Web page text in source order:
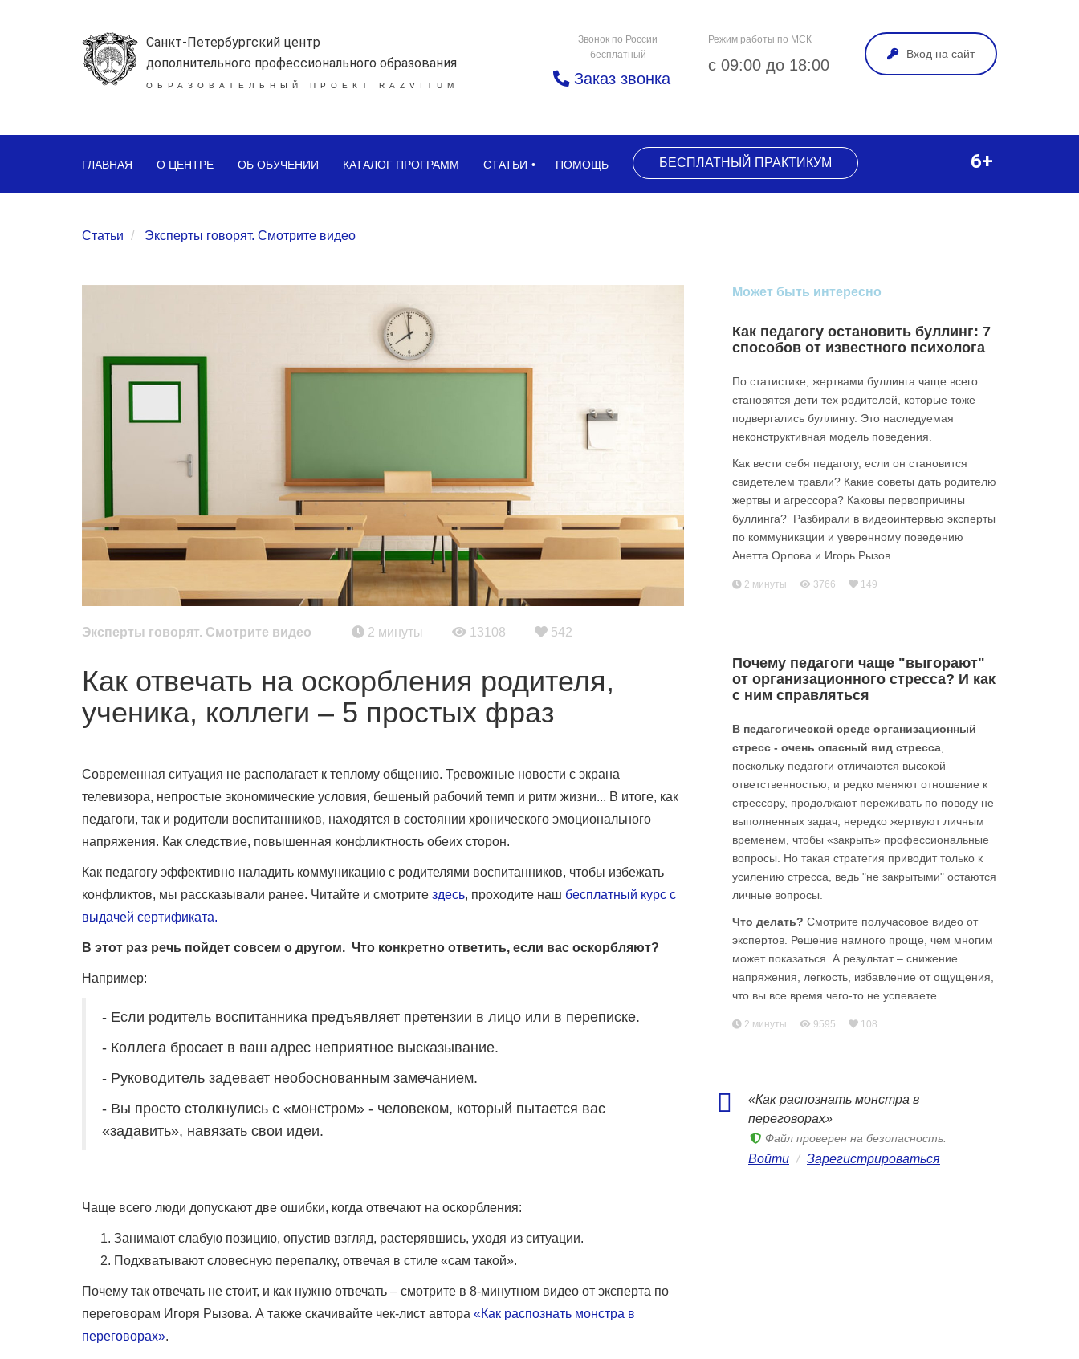
Санкт-Петербургский центр
дополнительного профессионального образования
ОБРАЗОВАТЕЛЬНЫЙ ПРОЕКТ RAZVITUM
Звонок по России
бесплатный
Заказ звонка
Режим работы по МСК
с 09:00 до 18:00
Вход на сайт
ГЛАВНАЯ О ЦЕНТРЕ ОБ ОБУЧЕНИИ КАТАЛОГ ПРОГРАММ СТАТЬИ ПОМОЩЬ БЕСПЛАТНЫЙ ПРАКТИКУМ 6+
Статьи Эксперты говорят. Смотрите видео
Эксперты говорят. Смотрите видео 2 минуты 13108 542
Как отвечать на оскорбления родителя,
ученика, коллеги – 5 простых фраз
Современная ситуация не располагает к теплому общению. Тревожные новости с экрана
телевизора, непростые экономические условия, бешеный рабочий темп и ритм жизни... В итоге, как
педагоги, так и родители воспитанников, находятся в состоянии хронического эмоционального
напряжения. Как следствие, повышенная конфликтность обеих сторон.
Как педагогу эффективно наладить коммуникацию с родителями воспитанников, чтобы избежать
конфликтов, мы рассказывали ранее. Читайте и смотрите здесь, проходите наш бесплатный курс с
выдачей сертификата.
В этот раз речь пойдет совсем о другом. Что конкретно ответить, если вас оскорбляют?
Например:
- Если родитель воспитанника предъявляет претензии в лицо или в переписке.
- Коллега бросает в ваш адрес неприятное высказывание.
- Руководитель задевает необоснованным замечанием.
- Вы просто столкнулись с «монстром» - человеком, который пытается вас
«задавить», навязать свои идеи.
Чаще всего люди допускают две ошибки, когда отвечают на оскорбления:
Занимают слабую позицию, опустив взгляд, растерявшись, уходя из ситуации.
Подхватывают словесную перепалку, отвечая в стиле «сам такой».
Почему так отвечать не стоит, и как нужно отвечать – смотрите в 8-минутном видео от эксперта по
переговорам Игоря Рызова. А также скачивайте чек-лист автора «Как распознать монстра в
переговорах».
Может быть интересно
Как педагогу остановить буллинг: 7
способов от известного психолога
По статистике, жертвами буллинга чаще всего
становятся дети тех родителей, которые тоже
подвергались буллингу. Это наследуемая
неконструктивная модель поведения.
Как вести себя педагогу, если он становится
свидетелем травли? Какие советы дать родителю
жертвы и агрессора? Каковы первопричины
буллинга? Разбирали в видеоинтервью эксперты
по коммуникации и уверенному поведению
Анетта Орлова и Игорь Рызов.
2 минуты 3766 149
Почему педагоги чаще "выгорают"
от организационного стресса? И как
с ним справляться
В педагогической среде организационный
стресс - очень опасный вид стресса
поскольку педагоги отличаются высокой
ответственностью, и редко меняют отношение к
стрессору, продолжают переживать по поводу не
выполненных задач, нередко жертвуют личным
временем, чтобы «закрыть» профессиональные
вопросы. Но такая стратегия приводит только к
усилению стресса, ведь "не закрытыми" остаются
личные вопросы.
Что делать? Смотрите получасовое видео от
экспертов. Решение намного проще, чем многим
может показаться. А результат – снижение
напряжения, легкость, избавление от ощущения,
что вы все время чего-то не успеваете.
2 минуты 9595 108
«Как распознать монстра в
переговорах»
Файл проверен на безопасность.
Войти / Зарегистрироваться